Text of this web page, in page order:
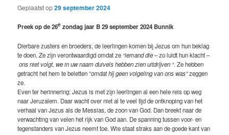
Geplaatst op29 september 2024
Preek op de 26e zondag jaar B 29 september 2024 Bunnik
Dierbare zusters en broeders, de leerlingen komen bij Jezus om hun beklag
te doen. Ze zijn verontwaardigd omdat ze “iemand die– zo luidt hun klacht –
ons niet volgt, we in uw naam duivels hebben zien uitdrijven “. Ze hebben
getracht het hem te beletten ”omdat hij geen volgeling van ons was”zeggen
ze.
Even ter herinnering: Jezus is met zijn leerlingen al een hele reis op weg
naar Jeruzalem. Daar wacht over niet al te veel tijd de ontknoping van het
verhaal van Jezus als de Messias, de zoon van God. Dan breekt naar de
verwachting van velen het rijk van God aan. De spanning tussen voor- en
tegenstanders van Jezus neemt toe. Wie staat straks aan de goede kant van